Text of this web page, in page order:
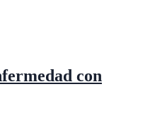
con